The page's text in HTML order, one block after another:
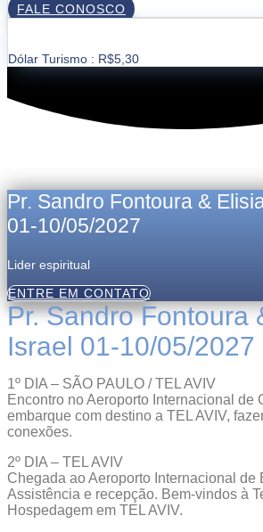
FALE CONOSCO
Dólar Turismo : R$5,30
Pr. Sandro Fontoura &
01-10/05/2027
Lider espiritual
ENTRE EM CONTATO
Pr. Sandro Fontoura
Israel 01-10/05/2027
1º DIA – SÃO PAULO / TEL AVIV
Encontro no Aeroporto Internacional de
embarque com destino a TEL AVIV,
conexões.
2º DIA – TEL AVIV
Chegada ao Aeroporto Internacional de
Assistência e recepção. Bem-vindos à
Hospedagem em TEL AVIV.